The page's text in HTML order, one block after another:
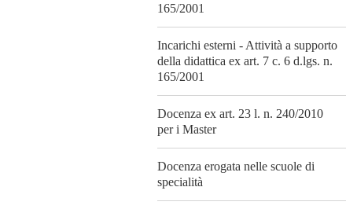
165/2001
Incarichi esterni - Attività a supporto
della didattica ex art. 7 c. 6 d.lgs. n.
165/2001
Docenza ex art. 23 l. n. 240/2010
per i Master
Docenza erogata nelle scuole di
specialità